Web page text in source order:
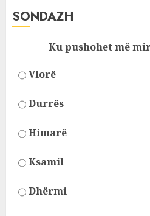
SONDAZH
Ku pushohet më
Vlorë
Durrës
Himarë
Ksamil
Dhërmi